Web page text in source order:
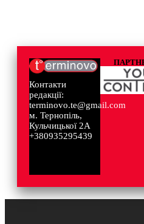
Контакти
редакції:
terminovo.te@gmail.com
м. Тернопіль,
Кульчицької 2А
+380935295439